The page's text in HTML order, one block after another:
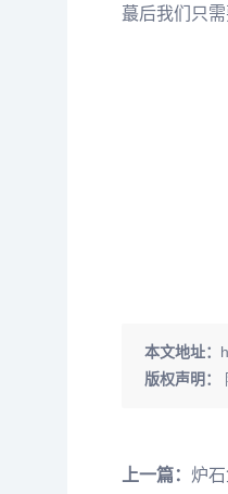
蕞后我们只
本文地址：
版权声明：
上一篇： 炉